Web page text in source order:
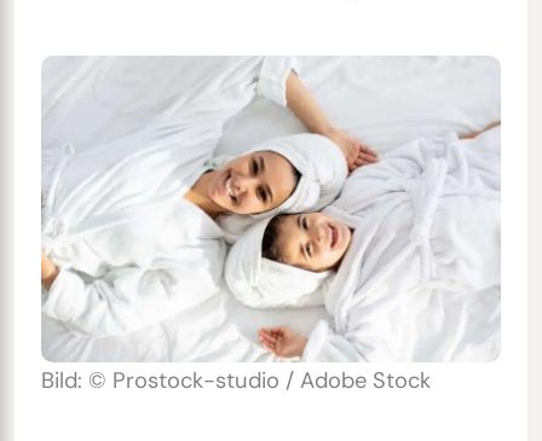
Bild: © Prostock-studio / Adobe Stock